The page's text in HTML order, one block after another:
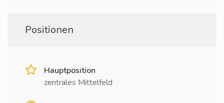
Positionen
Hauptposition
zentrales Mittelfeld